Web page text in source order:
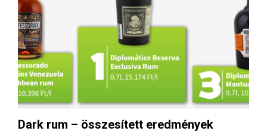
Dark rum – összesített eredmények